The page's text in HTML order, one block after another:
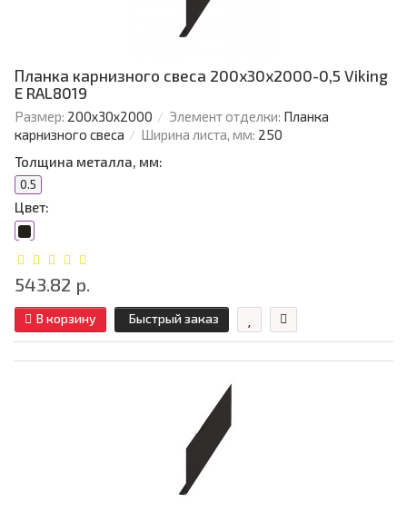
Планка карнизного свеса 200х30х2000-0,5 Viking
E RAL8019
Размер: 200х30х2000 Элемент отделки: Планка
карнизного свеса
Ширина листа, мм: 250
Толщина металла, мм:
0.5
Цвет:
543.82 р.
В корзину Быстрый заказ